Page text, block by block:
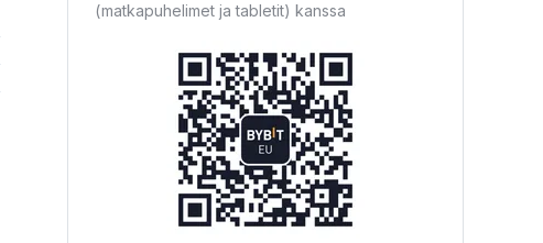
(matkapuhelimet ja tabletit) kanssa